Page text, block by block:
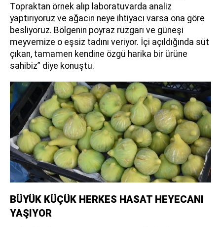
Topraktan örnek alıp laboratuvarda analiz
yaptırıyoruz ve ağacın neye ihtiyacı varsa ona göre
besliyoruz. Bölgenin poyraz rüzgarı ve güneşi
meyvemize o eşsiz tadını veriyor. İçi açıldığında süt
çıkan, tamamen kendine özgü harika bir ürüne
sahibiz” diye konuştu.
BÜYÜK KÜÇÜK HERKES HASAT HEYECANI
YAŞIYOR